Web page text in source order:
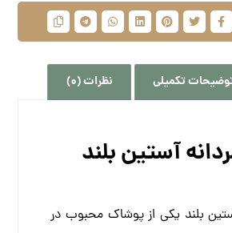
تکمیلی نظرات (0)
آستین بلند
بلند یکی از پوشاک محبوب در